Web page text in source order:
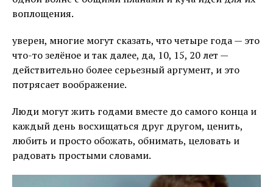
воплощения.
уверен, многие могут сказать, что четыре года — это
что-то зелёное и так далее, да, 10, 15, 20 лет —
действительно более серьезный аргумент, и это
потрясает воображение.
Люди могут жить годами вместе до самого конца и
каждый день восхищаться друг другом, ценить,
любить и просто обожать, обнимать, целовать и
радовать простыми словами.